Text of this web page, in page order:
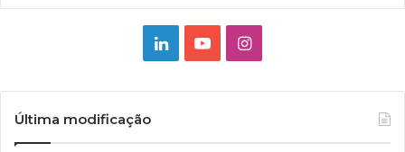
LinkedinYouTubeInstagram
Última modificação